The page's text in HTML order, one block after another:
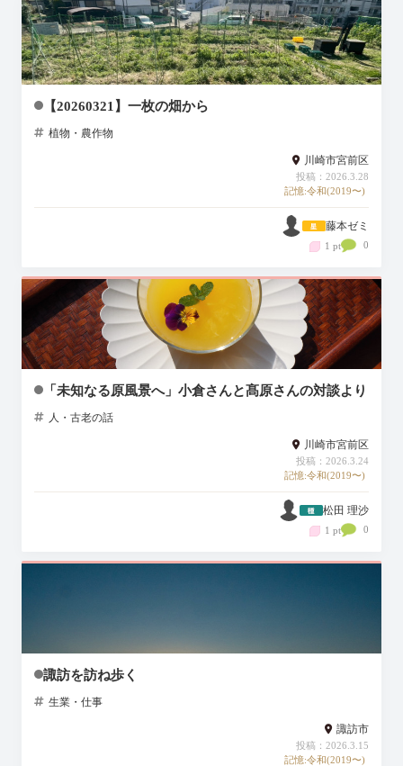
【20260321】一枚の畑から
植物・農作物
川崎市宮前区
投稿：2026.3.28
記憶:令和(2019〜)
藤本ゼミ
1 pt 0
「未知なる原風景へ」小倉さんと髙原さんの対談より
人・古老の話
川崎市宮前区
投稿：2026.3.24
記憶:令和(2019〜)
松田 理沙
1 pt 0
諏訪を訪ね歩く
生業・仕事
諏訪市
投稿：2026.3.15
記憶:令和(2019〜)